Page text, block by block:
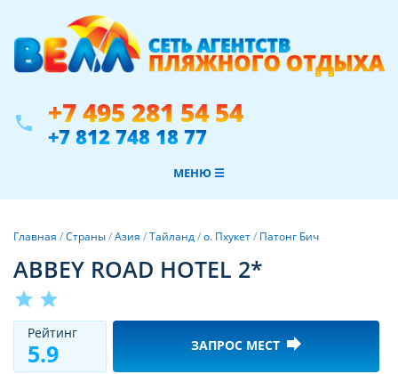
phone +7 495 281 54 54
+7 812 748 18 77
МЕНЮ ☰
Главная /Страны/Азия /Тайланд/о. Пхукет/ Патонг Бич
ABBEY ROAD HOTEL 2*
star star
Рeйтинг
5.9 ЗАПРОС МЕСТ forward